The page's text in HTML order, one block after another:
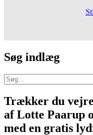
Søg indlæg
Trækker du
af Lotte Paarup
med en gratis